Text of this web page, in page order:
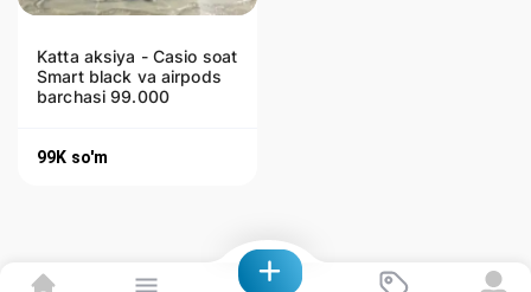
Katta aksiya - Casio soat
Smart black va airpods
barchasi 99.000
99K so'm